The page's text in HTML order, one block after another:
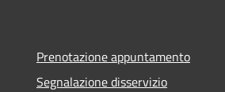
Prenotazione appuntamento
Segnalazione disservizio